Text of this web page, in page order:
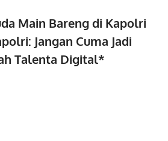
Main Bareng di Kapolri
Jangan Cuma Jadi
Talenta Digital*